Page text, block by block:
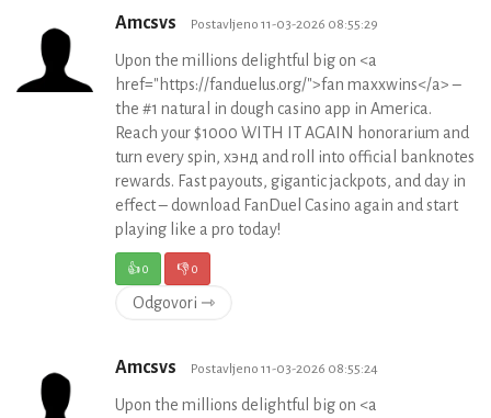
Amcsvs Postavljeno 11-03-2026 08:55:29
Upon the millions delightful big on <a
href="https://fanduelus.org/">fan maxxwins</a> –
the #1 natural in dough casino app in America.
Reach your $1000 WITH IT AGAIN honorarium and
turn every spin, хэнд and roll into official banknotes
rewards. Fast payouts, gigantic jackpots, and day in
effect – download FanDuel Casino again and start
playing like a pro today!
👍0 👎0
Odgovori ⇾
Amcsvs Postavljeno 11-03-2026 08:55:24
Upon the millions delightful big on <a